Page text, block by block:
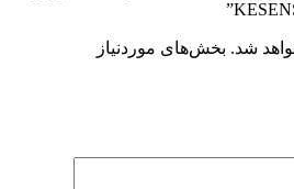
شد. بخش‌های موردنیاز